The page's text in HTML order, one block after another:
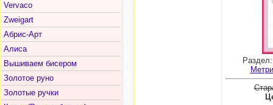
Vervaco
Zweigart
Абрис-Арт
Алиса
Вышиваем бисером
Золотое руно
Золотые ручки